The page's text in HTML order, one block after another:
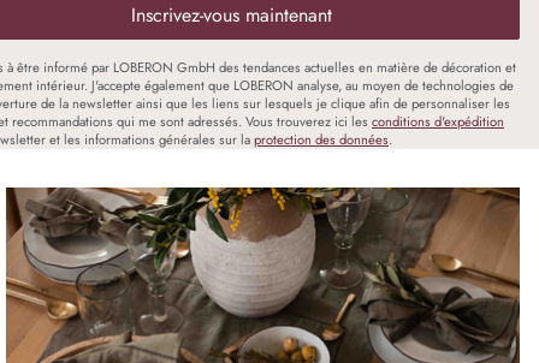
Inscrivez-vous maintenant
à être informé par LOBERON GmbH des tendances actuelles en matière de décoration et
intérieur. J'accepte également que LOBERON analyse, au moyen de technologies de
de la newsletter ainsi que les liens sur lesquels je clique afin de personnaliser les
recommandations qui me sont adressés. Vous trouverez ici les conditions d'expédition
et les informations générales sur laprotection des données.